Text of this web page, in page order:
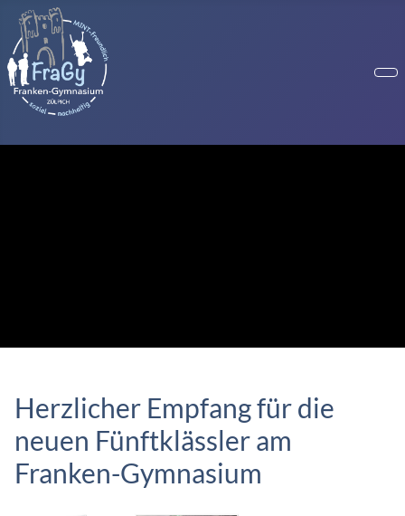
Herzlicher Empfang für die
neuen Fünftklässler am
Franken-Gymnasium